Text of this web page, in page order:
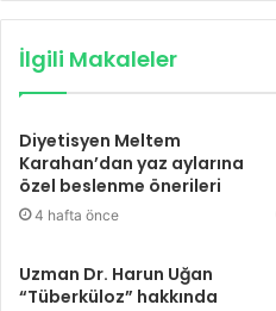
İlgili Makaleler
Diyetisyen Meltem
Karahan’dan yaz aylarına
özel beslenme önerileri
4 hafta önce
Uzman Dr. Harun Uğan
“Tüberküloz” hakkında